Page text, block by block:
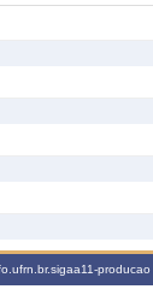
producao